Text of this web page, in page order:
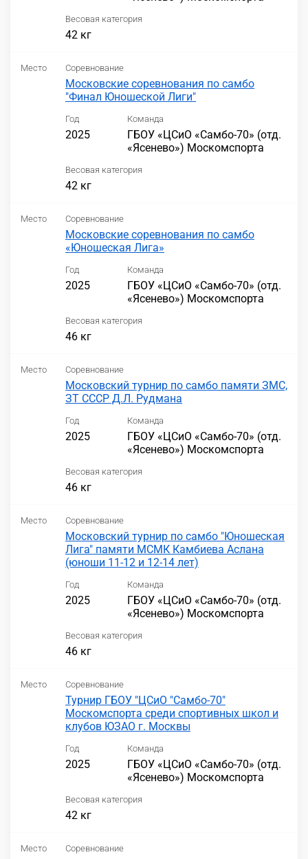
Весовая категория
42 кг
Место Соревнование
Московские соревнования по самбо
"Финал Юношеской Лиги"
Год
2025
Команда
ГБОУ «ЦСиО «Самбо-70» (отд.
«Ясенево») Москомспорта
Весовая категория
42 кг
Место Соревнование
Московские соревнования по самбо
«Юношеская Лига»
Год
2025
Команда
ГБОУ «ЦСиО «Самбо-70» (отд.
«Ясенево») Москомспорта
Весовая категория
46 кг
Место Соревнование
Московский турнир по самбо памяти ЗМС,
ЗТ СССР Д.Л. Рудмана
Год
2025
Команда
ГБОУ «ЦСиО «Самбо-70» (отд.
«Ясенево») Москомспорта
Весовая категория
46 кг
Место Соревнование
Московский турнир по самбо "Юношеская
Лига" памяти МСМК Камбиева Аслана
(юноши 11-12 и 12-14 лет)
Год
2025
Команда
ГБОУ «ЦСиО «Самбо-70» (отд.
«Ясенево») Москомспорта
Весовая категория
46 кг
Место Соревнование
Турнир ГБОУ "ЦСиО "Самбо-70"
Москомспорта среди спортивных школ и
клубов ЮЗАО г. Москвы
Год
2025
Команда
ГБОУ «ЦСиО «Самбо-70» (отд.
«Ясенево») Москомспорта
Весовая категория
42 кг
Место Соревнование